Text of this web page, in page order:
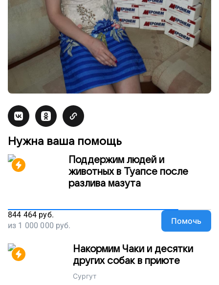
Нужна ваша помощь
Поддержим людей и
животных в Туапсе после
разлива мазута
844 464 руб.
из 1 000 000 руб. Помочь
Накормим Чаки и десятки
других собак в приюте
Сургут